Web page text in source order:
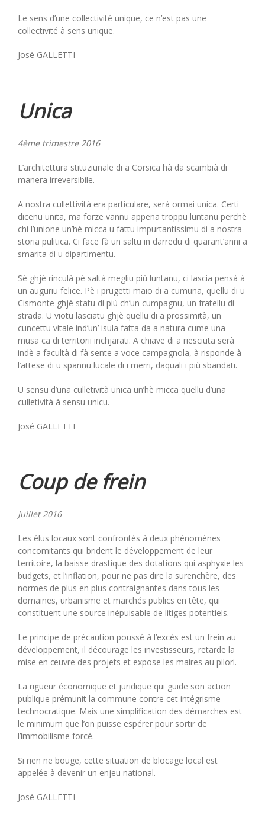
Le sens d’une collectivité unique, ce n’est pas une
collectivité à sens unique.
José GALLETTI
Unica
4ème trimestre 2016
L’architettura stituziunale di a Corsica hà da scambià di
manera irreversibile.
A nostra cullettività era particulare, serà ormai unica. Certi
dicenu unita, ma forze vannu appena troppu luntanu perchè
chi l’unione un’hè micca u fattu impurtantissimu di a nostra
storia pulitica. Ci face fà un saltu in darredu di quarant’anni a
smarita di u dipartimentu.
Sè ghjè rinculà pè saltà megliu più luntanu, ci lascia pensà à
un auguriu felice. Pè i prugetti maio di a cumuna, quellu di u
Cismonte ghjè statu di più ch’un cumpagnu, un fratellu di
strada. U viotu lasciatu ghjè quellu di a prossimità, un
cuncettu vitale ind’un’ isula fatta da a natura cume una
musaïca di territorii inchjarati. A chiave di a riesciuta serà
indè a facultà di fà sente a voce campagnola, à risponde à
l’attese di u spannu lucale di i merri, daquali i più sbandati.
U sensu d’una culletività unica un’hè micca quellu d’una
culletività à sensu unicu.
José GALLETTI
Coup de frein
Juillet 2016
Les élus locaux sont confrontés à deux phénomènes
concomitants qui brident le développement de leur
territoire, la baisse drastique des dotations qui asphyxie les
budgets, et l’inflation, pour ne pas dire la surenchère, des
normes de plus en plus contraignantes dans tous les
domaines, urbanisme et marchés publics en tête, qui
constituent une source inépuisable de litiges potentiels.
Le principe de précaution poussé à l’excès est un frein au
développement, il décourage les investisseurs, retarde la
mise en œuvre des projets et expose les maires au pilori.
La rigueur économique et juridique qui guide son action
publique prémunit la commune contre cet intégrisme
technocratique. Mais une simplification des démarches est
le minimum que l’on puisse espérer pour sortir de
l’immobilisme forcé.
Si rien ne bouge, cette situation de blocage local est
appelée à devenir un enjeu national.
José GALLETTI